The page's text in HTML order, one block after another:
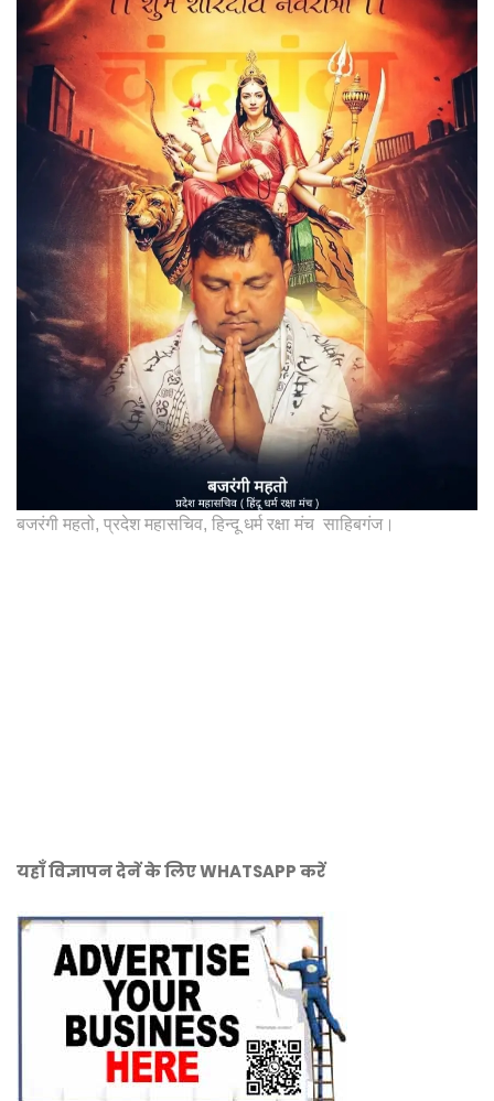
बजरंगी महतो, प्रदेश महासचिव, हिन्दू धर्म रक्षा मंच साहिबगंज।
यहाँ विज्ञापन देनें के लिए WHATSAPP करें